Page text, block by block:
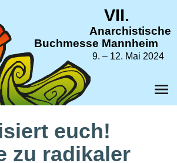
VII.
Anarchistische
Buchmesse Mannheim
9. – 12. Mai 2024
euch!
zu radikaler